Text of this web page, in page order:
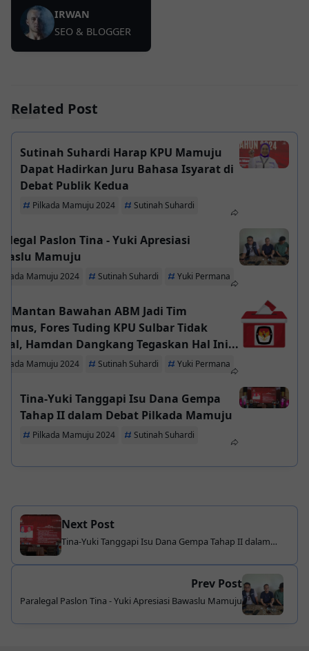
IRWAN
SEO & BLOGGER
Related Post
Sutinah Suhardi Harap KPU Mamuju
Dapat Hadirkan Juru Bahasa Isyarat di
Debat Publik Kedua
Pilkada Mamuju 2024 Sutinah Suhardi
Paslon Tina - Yuki Apresiasi
Mamuju
Mamuju 2024 Sutinah Suhardi Yuki Permana
Mantan Bawahan ABM Jadi Tim
Fores Tuding KPU Sulbar Tidak
Hamdan Dangkang Tegaskan Hal Ini...
Mamuju 2024 Sutinah Suhardi Yuki Permana
Tina-Yuki Tanggapi Isu Dana Gempa
Tahap II dalam Debat Pilkada Mamuju
Pilkada Mamuju 2024 Sutinah Suhardi
Next Post
Tina-Yuki Tanggapi Isu Dana Gempa Tahap II dalam
Prev Post
Paralegal Paslon Tina - Yuki Apresiasi Bawaslu Mamuju